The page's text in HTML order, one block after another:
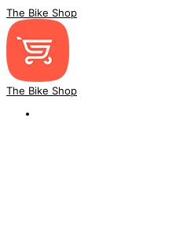
The Bike Shop
The Bike Shop